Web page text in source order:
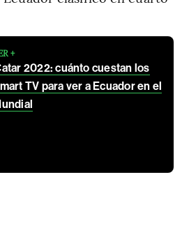
+
2022: cuánto cuestan los
TV para ver a Ecuador en el